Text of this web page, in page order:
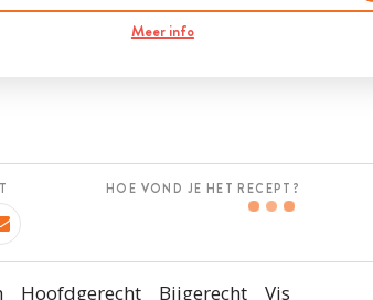
Meer info
HOE VOND JE HET RECEPT?
Hoofdgerecht Bijgerecht Vis